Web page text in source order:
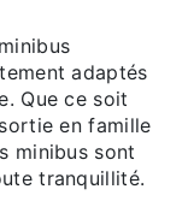
adaptés
Que ce soit
en famille
minibus sont
tranquillité.